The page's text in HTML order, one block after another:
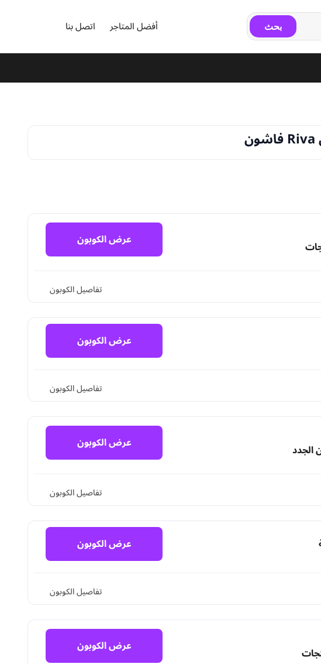
بحث أفضل المتاجر اتصل بنا
عرض الكوبون
تفاصيل الكوبون
عرض الكوبون
تفاصيل الكوبون
عرض الكوبون
تفاصيل الكوبون
عرض الكوبون
تفاصيل الكوبون
عرض الكوبون